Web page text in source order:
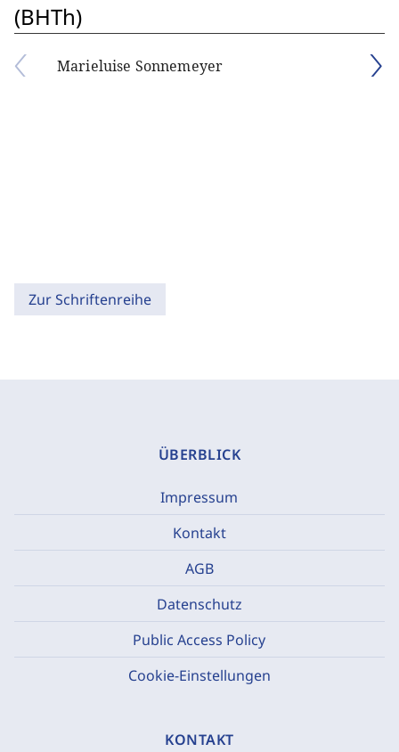
(BHTh)
Marieluise Sonnemeyer
Zur Schriftenreihe
ÜBERBLICK
Impressum
Kontakt
AGB
Datenschutz
Public Access Policy
Cookie-Einstellungen
KONTAKT